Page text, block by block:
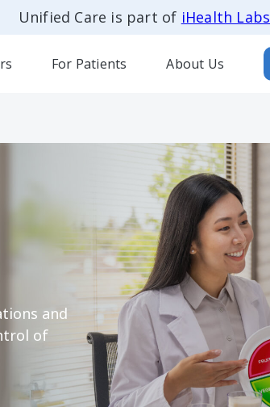
Unified Care is part of iHealth Labs
For Patients About Us
and
of